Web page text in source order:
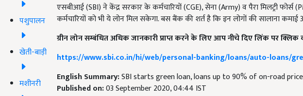
पशुपालन
खेती-बाड़ी
मशीनरी
एसबीआई (SBI) ने केंद्र सरकार के कर्मचारियों (CGE), सेना (Army) व पैरा मिलट्री फोर्स
कर्मचारियों को भी ये लोन मिल सकेगा. बस बैंक की शर्त है कि इन लोगों की सालाना कमाई
ग्रीन लोन सम्बंधित अधिक जानकारी प्राप्त करने के लिए आप नीचे दिए लिंक पर क्लिक
https://www.sbi.co.in/hi/web/personal-banking/loans/auto-loans/
English Summary:SBI starts green loan, loans up to 90% of on-road
Published on:03 September 2020, 04:44 IST